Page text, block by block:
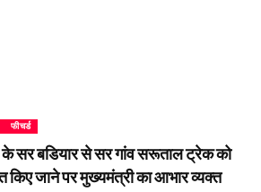
फीचर्ड
के सर बडियार से सर गांव सरूताल ट्रेक को
जाने पर मुख्यमंत्री का आभार व्यक्त